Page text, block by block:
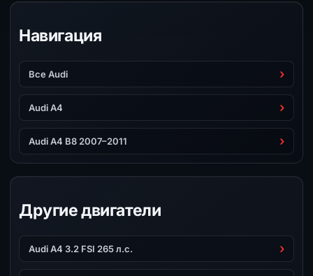
Навигация
Все Audi
Audi A4
Audi A4 B8 2007–2011
Другие двигатели
Audi A4 3.2 FSI 265 л.с.